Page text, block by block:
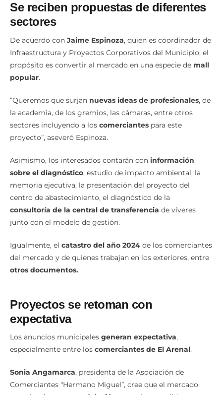
Se reciben propuestas de diferentes
sectores
De acuerdo con Jaime Espinoza, quien es coordinador de
Infraestructura y Proyectos Corporativos del Municipio, el
propósito es convertir al mercado en una especie de mall
popular.
“Queremos que surjan nuevas ideas de profesionales, de
la academia, de los gremios, las cámaras, entre otros
sectores incluyendo a los comerciantes para este
proyecto”, aseveró Espinoza.
Asimismo, los interesados contarán con información
sobre el diagnóstico, estudio de impacto ambiental, la
memoria ejecutiva, la presentación del proyecto del
centro de abastecimiento, el diagnóstico de la
consultoría de la central de transferencia de víveres
junto con el modelo de gestión.
Igualmente, el catastro del año 2024 de los comerciantes
del mercado y de quienes trabajan en los exteriores, entre
otros documentos.
Proyectos se retoman con
expectativa
Los anuncios municipales generan expectativa,
especialmente entre los comerciantes de El Arenal.
Sonia Angamarca, presidenta de la Asociación de
Comerciantes “Hermano Miguel”, cree que el mercado